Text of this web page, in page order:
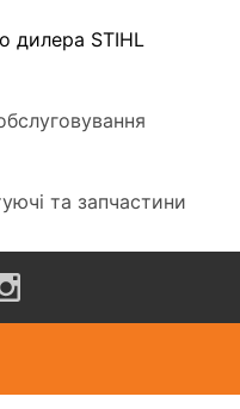
дилера STIHL
та запчастини